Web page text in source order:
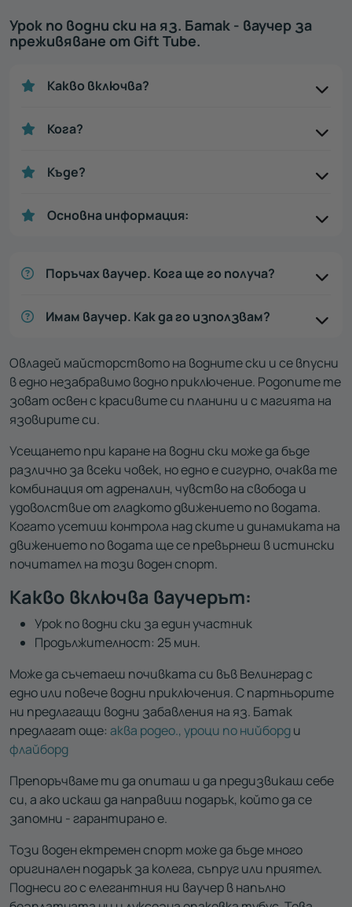
Урок по водни ски на яз. Батак - ваучер за
преживяване от Gift Tube.
Какво включва?
Кога?
Къде?
Основна информация:
Поръчах ваучер. Кога ще го получа?
Имам ваучер. Как да го използвам?
Овладей майсторството на водните ски и се впусни
в едно незабравимо водно приключение. Родопите те
зоват освен с красивите си планини и с магията на
язовирите си.
Усещането при каране на водни ски може да бъде
различно за всеки човек, но едно е сигурно, очаква те
комбинация от адреналин, чувство на свобода и
удоволствие от гладкото движението по водата.
Когато усетиш контрола над ските и динамиката на
движението по водата ще се превърнеш в истински
почитател на този воден спорт.
Какво включва ваучерът:
Урок по водни ски за един участник
Продължителност: 25 мин.
Може да съчетаеш почивката си във Велинград с
едно или повече водни приключения. С партньорите
ни предлагащи водни забавления на яз. Батак
предлагат още: аква родео.,уроци по нийборди
флайборд
Препоръчваме ти да опиташ и да предизвикаш себе
си, а ако искаш да направиш подарък, който да се
запомни - гарантирано е.
Този воден ектремен спорт може да бъде много
оригинален подарък за колега, съпруг или приятел.
Поднеси го с елегантния ни ваучер в напълно